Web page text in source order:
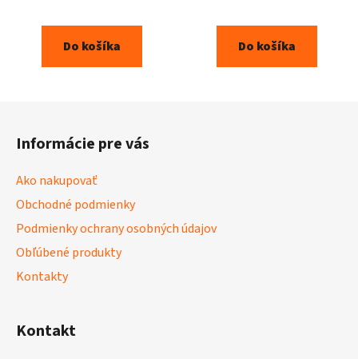
Do košíka Do košíka
Informácie pre vás
Ako nakupovať
Obchodné podmienky
Podmienky ochrany osobných údajov
Obľúbené produkty
Kontakty
Kontakt